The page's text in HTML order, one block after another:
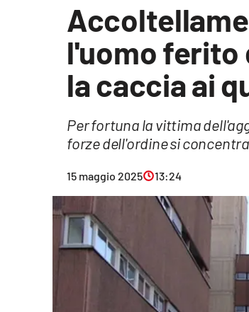
l'uomo ferito
la caccia ai
Per fortuna la vittima
forze dell'ordine si
15 maggio 2025 13:24